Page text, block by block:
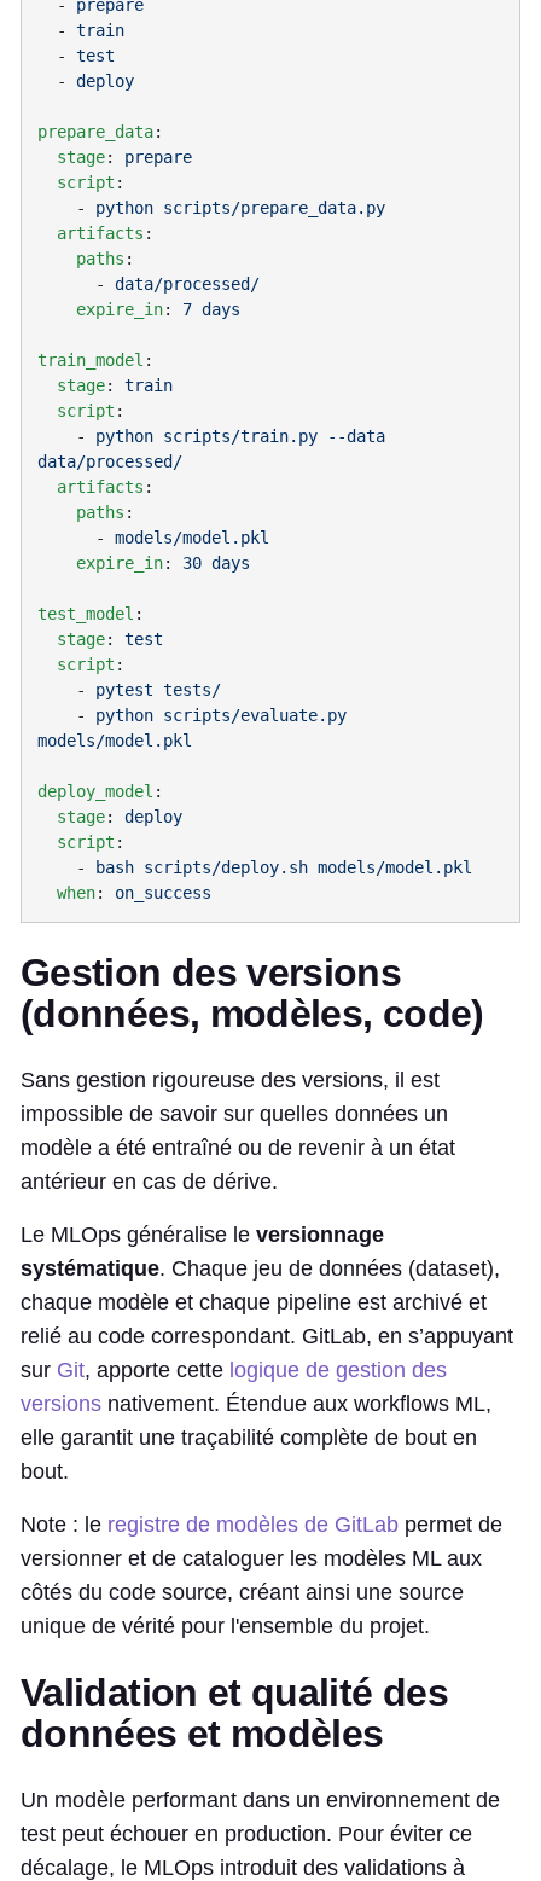
  -
  -
  -
  -
prepare_data
  stage
:
  script
    -
  artifacts
    paths
      -
    expire_in
:
train_model
  stage
:
  script
    -
python scripts/train.py --data
  artifacts
    paths
      -
    expire_in
:
test_model
  stage
:
  script
    -
    -
python scripts/evaluate.py
deploy_model
  stage
:
  script
    -
  when
:
Gestion des versions
(données, modèles, code)
Sans gestion rigoureuse des versions, il est
impossible de savoir sur quelles données un
modèle a été entraîné ou de revenir à un état
antérieur en cas de dérive.
Le MLOps généralise le versionnage
systématique. Chaque jeu de données (dataset),
chaque modèle et chaque pipeline est archivé et
relié au code correspondant. GitLab, en s’appuyant
sur Git, apporte cette logique de gestion des
versions nativement. Étendue aux workflows ML,
elle garantit une traçabilité complète de bout en
bout.
Note : le registre de modèles de GitLab permet de
versionner et de cataloguer les modèles ML aux
côtés du code source, créant ainsi une source
unique de vérité pour l'ensemble du projet.
Validation et qualité des
données et modèles
Un modèle performant dans un environnement de
test peut échouer en production. Pour éviter ce
décalage, le MLOps introduit des validations à